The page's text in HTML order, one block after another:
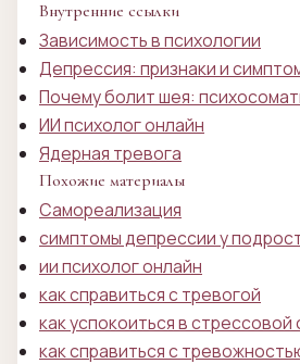
Внутренние ссылки
Зависимость в психологии
Депрессия: признаки и
Почему болит шея:
ИИ психолог онлайн
Ядерная тревога
Похожие материалы
Самореализация
симптомы депрессии у
ии психолог онлайн
как справиться с тревогой
как успокоиться в стрессовой
как справиться с